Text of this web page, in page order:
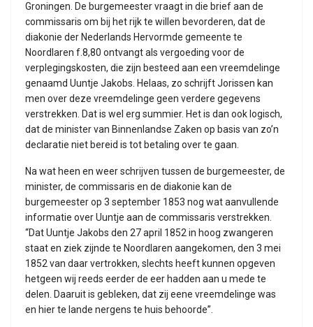
Groningen. De burgemeester vraagt in die brief aan de
commissaris om bij het rijk te willen bevorderen, dat de
diakonie der Nederlands Hervormde gemeente te
Noordlaren f.8,80 ontvangt als vergoeding voor de
verplegingskosten, die zijn besteed aan een vreemdelinge
genaamd Uuntje Jakobs. Helaas, zo schrijft Jorissen kan
men over deze vreemdelinge geen verdere gegevens
verstrekken. Dat is wel erg summier. Het is dan ook logisch,
dat de minister van Binnenlandse Zaken op basis van zo’n
declaratie niet bereid is tot betaling over te gaan.
Na wat heen en weer schrijven tussen de burgemeester, de
minister, de commissaris en de diakonie kan de
burgemeester op 3 september 1853 nog wat aanvullende
informatie over Uuntje aan de commissaris verstrekken.
“Dat Uuntje Jakobs den 27 april 1852 in hoog zwangeren
staat en ziek zijnde te Noordlaren aangekomen, den 3 mei
1852 van daar vertrokken, slechts heeft kunnen opgeven
hetgeen wij reeds eerder de eer hadden aan u mede te
delen. Daaruit is gebleken, dat zij eene vreemdelinge was
en hier te lande nergens te huis behoorde”.